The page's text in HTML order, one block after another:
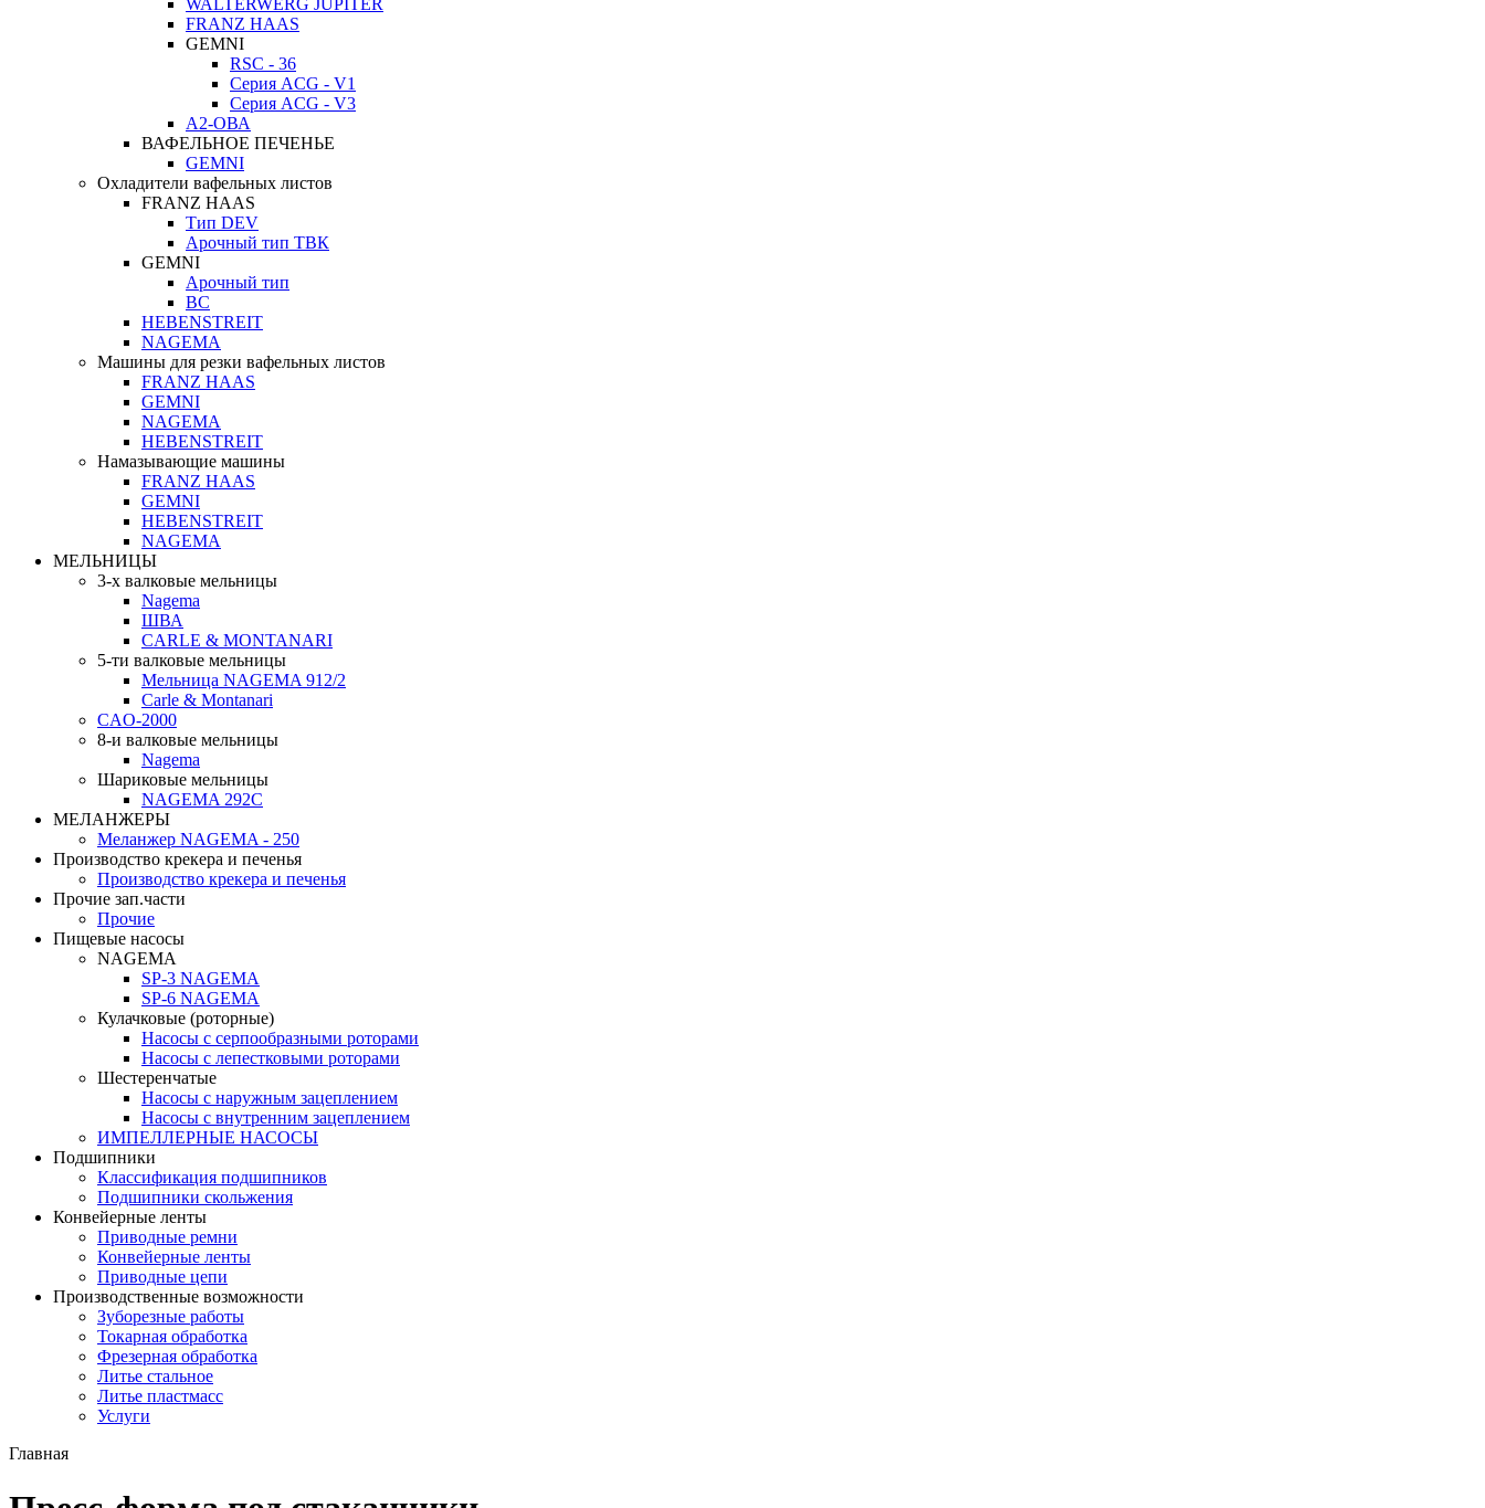
WALTERWERG JUPITER
FRANZ HAAS
GEMNI
RSC - 36
Серия ACG - V1
Серия ACG - V3
А2-ОВА
ВАФЕЛЬНОЕ ПЕЧЕНЬЕ
GEMNI
Охладители вафельных листов
FRANZ HAAS
Тип DEV
Арочный тип ТВК
GEMNI
Арочный тип
ВС
HEBENSTREIT
NAGEMA
Машины для резки вафельных листов
FRANZ HAAS
GEMNI
NAGEMA
HEBENSTREIT
Намазывающие машины
FRANZ HAAS
GEMNI
HEBENSTREIT
NAGEMA
МЕЛЬНИЦЫ
3-х валковые мельницы
Nagema
ШВА
CARLE & MONTANARI
5-ти валковые мельницы
Мельница NAGEMA 912/2
Carle & Montanari
CAO-2000
8-и валковые мельницы
Nagema
Шариковые мельницы
NAGEMA 292C
МЕЛАНЖЕРЫ
Меланжер NAGEMA - 250
Производство крекера и печенья
Производство крекера и печенья
Прочие зап.части
Прочие
Пищевые насосы
NAGEMA
SP-3 NAGEMA
SP-6 NAGEMA
Кулачковые (роторные)
Насосы с серпообразными роторами
Насосы с лепестковыми роторами
Шестеренчатые
Насосы с наружным зацеплением
Насосы с внутренним зацеплением
ИМПЕЛЛЕРНЫЕ НАСОСЫ
Подшипники
Классификация подшипников
Подшипники скольжения
Конвейерные ленты
Приводные ремни
Конвейерные ленты
Приводные цепи
Производственные возможности
Зуборезные работы
Токарная обработка
Фрезерная обработка
Литье стальное
Литье пластмасс
Услуги
Главная